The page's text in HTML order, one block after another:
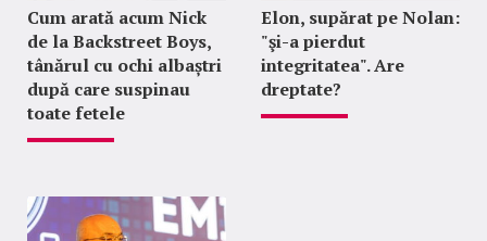
Cum arată acum Nick
de la Backstreet Boys,
tânărul cu ochi albaștri
după care suspinau
toate fetele
Elon, supărat pe Nolan:
"şi-a pierdut
integritatea". Are
dreptate?